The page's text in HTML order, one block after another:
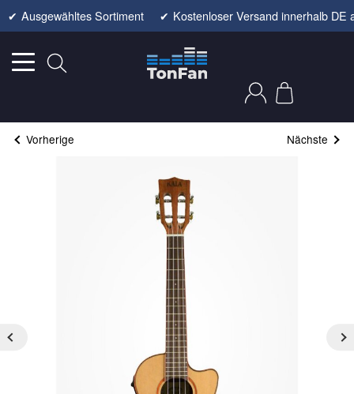
✔ Ausgewähltes Sortiment ✔ Kostenloser Versand innerhalb DE
Vorherige Nächste